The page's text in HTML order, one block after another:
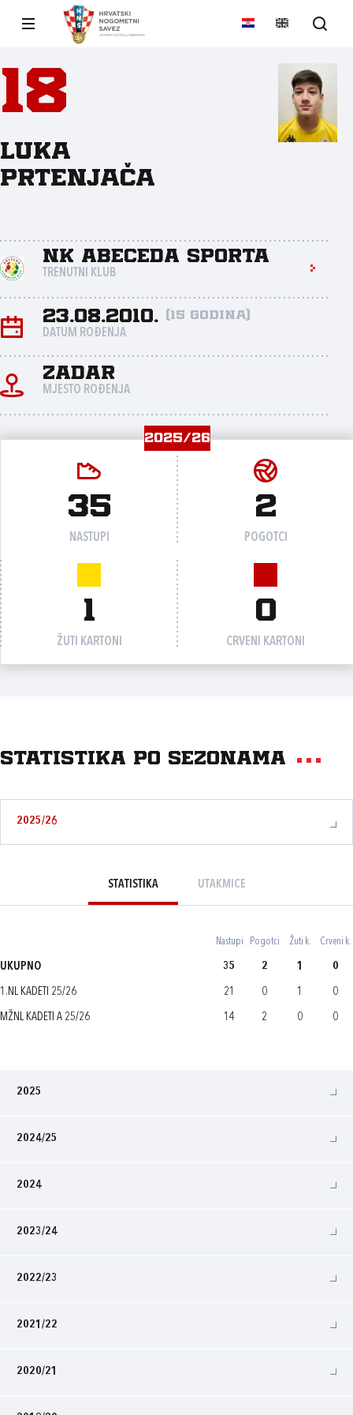
18
Luka
Prtenjača
NK Abeceda sporta
TRENUTNI KLUB
23.08.2010. (15 godina)
DATUM ROĐENJA
Zadar
MJESTO ROĐENJA
2025/26
35
NASTUPI
2
POGOTCI
1
ŽUTI KARTONI
0
CRVENI KARTONI
Statistika po sezonama
2025/26
STATISTIKA UTAKMICE
Nastupi Pogotci Žuti k. Crveni k.
UKUPNO 35 2 1 0
1.NL KADETI 25/26 21 0 1 0
MŽNL KADETI A 25/26 14 2 0 0
2025
2024/25
2024
2023/24
2022/23
2021/22
2020/21